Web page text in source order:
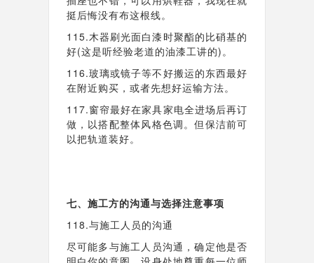
挺后悔没有布这根线。
115.木器刷光面白漆时聚酯的比硝基的
好(这是听经验老道的油漆工讲的)。
116.玻璃或镜子等不好搬运的东西最好
在附近购买，或者先想好运输方法。
117.窗帘最好在家具家电全进场后再订
做，以搭配整体风格色调。但保洁前可
以把轨道装好。
七、施工方的沟通与选择注意事项
118.与施工人员的沟通
尽可能多与施工人员沟通，确定他是否